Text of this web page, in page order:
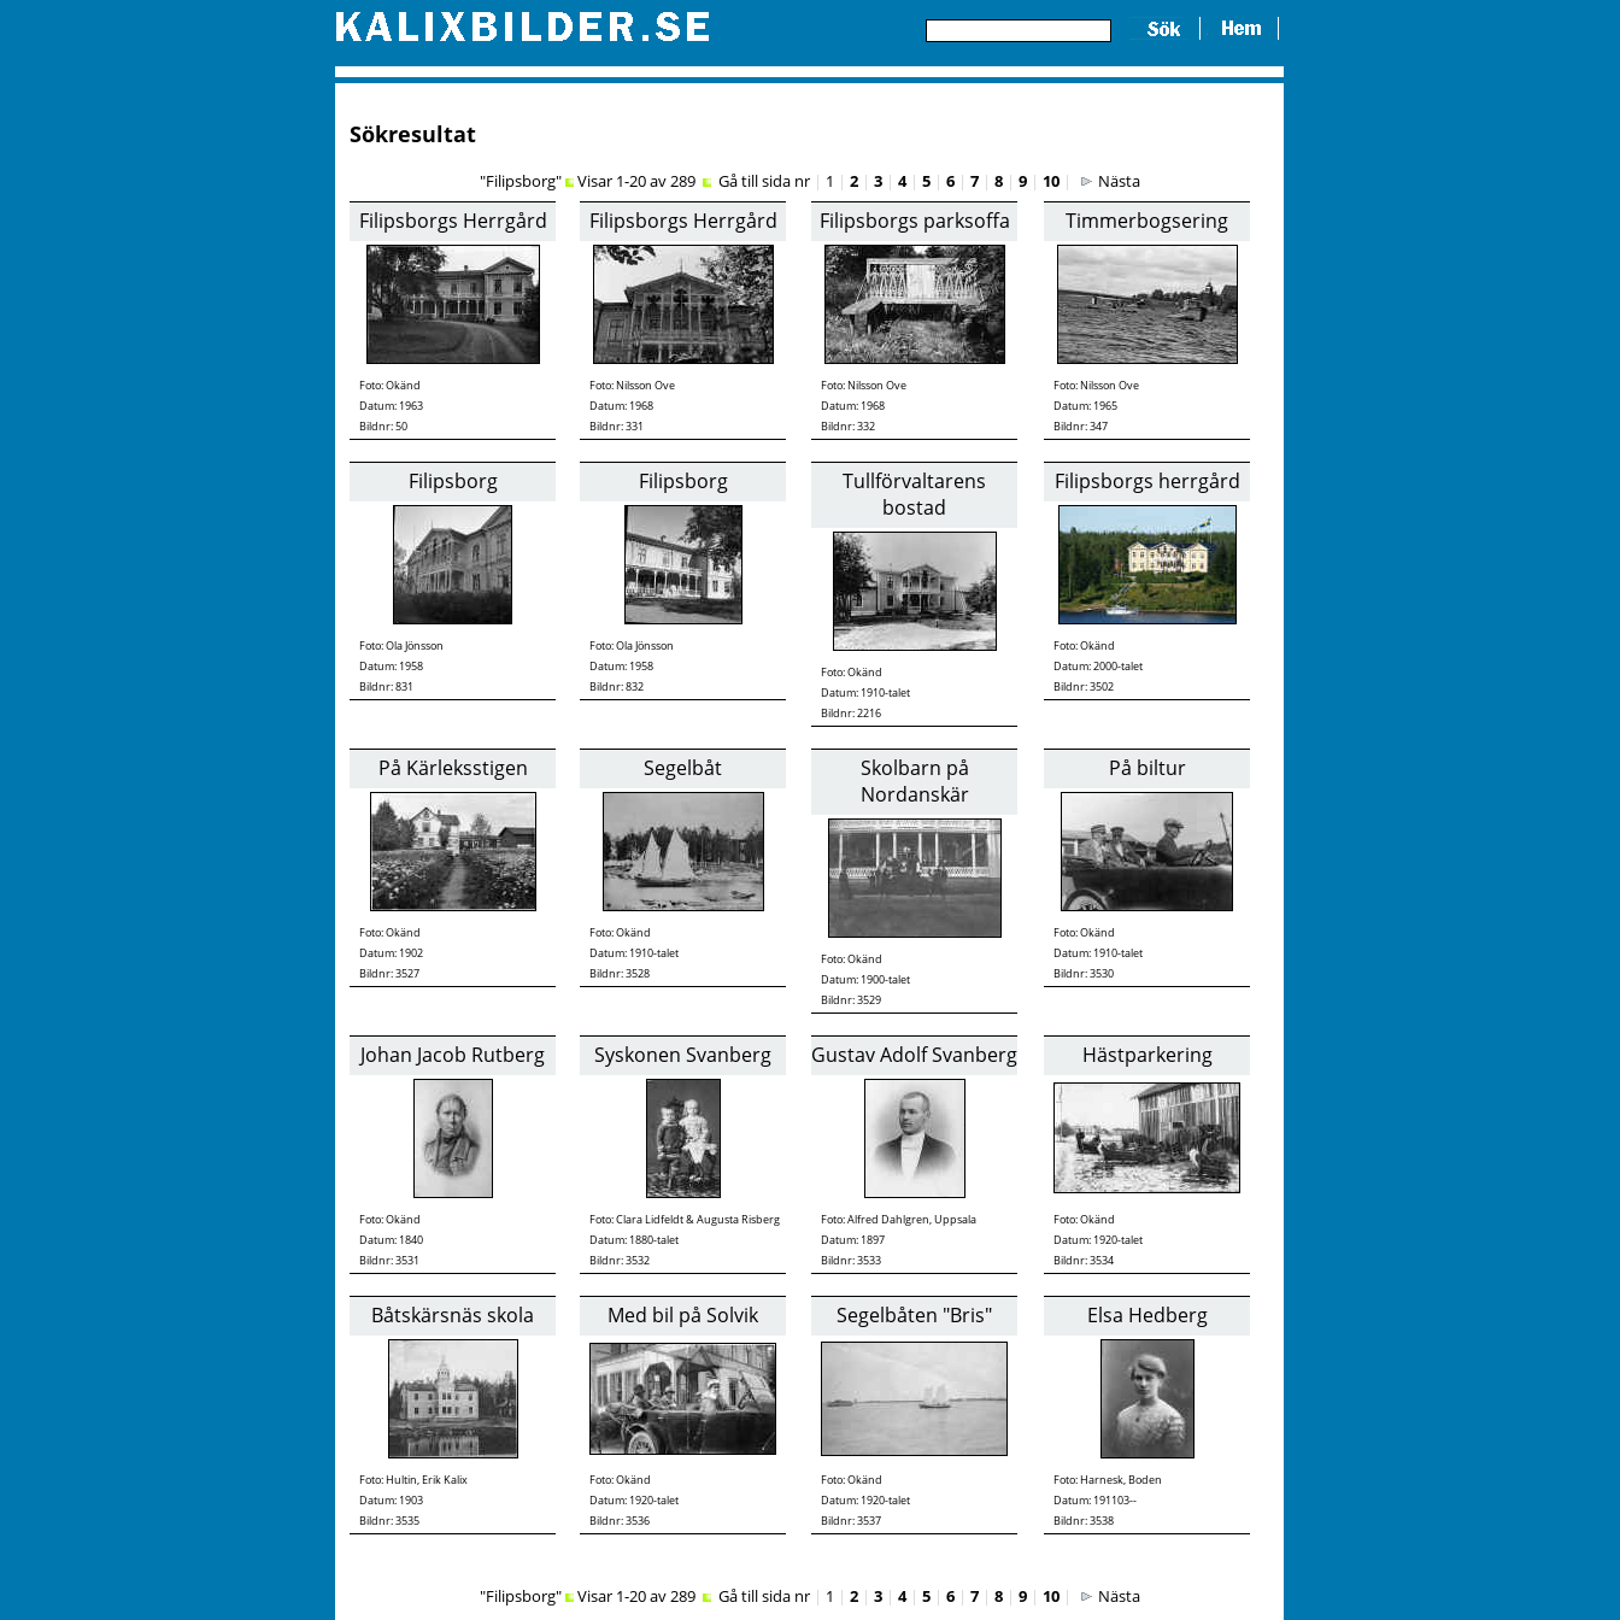
Sökresultat
"Filipsborg" Visar 1-20 av 289 Gå till sida nr | 1 | 2 | 3 | 4 | 5 | 6 | 7 | 8 | 9 | 10 | Nästa
Filipsborgs Herrgård
Foto:Okänd
Datum: 1963
Bildnr: 50
Filipsborgs Herrgård
Foto:Nilsson Ove
Datum: 1968
Bildnr: 331
Filipsborgs parksoffa
Foto:Nilsson Ove
Datum: 1968
Bildnr: 332
Timmerbogsering
Foto:Nilsson Ove
Datum: 1965
Bildnr: 347
Filipsborg
Foto:Ola Jönsson
Datum: 1958
Bildnr: 831
Filipsborg
Foto:Ola Jönsson
Datum: 1958
Bildnr: 832
Tullförvaltarens
bostad
Foto:Okänd
Datum: 1910-talet
Bildnr: 2216
Filipsborgs herrgård
Foto:Okänd
Datum: 2000-talet
Bildnr: 3502
På Kärleksstigen
Foto:Okänd
Datum: 1902
Bildnr: 3527
Segelbåt
Foto:Okänd
Datum: 1910-talet
Bildnr: 3528
Skolbarn på
Nordanskär
Foto:Okänd
Datum: 1900-talet
Bildnr: 3529
På biltur
Foto:Okänd
Datum: 1910-talet
Bildnr: 3530
Johan Jacob Rutberg
Foto:Okänd
Datum: 1840
Bildnr: 3531
Syskonen Svanberg
Foto:Clara Lidfeldt & Augusta Risberg
Datum: 1880-talet
Bildnr: 3532
Gustav Adolf Svanberg
Foto:Alfred Dahlgren, Uppsala
Datum: 1897
Bildnr: 3533
Hästparkering
Foto:Okänd
Datum: 1920-talet
Bildnr: 3534
Båtskärsnäs skola
Foto:Hultin, Erik Kalix
Datum: 1903
Bildnr: 3535
Med bil på Solvik
Foto:Okänd
Datum: 1920-talet
Bildnr: 3536
Segelbåten "Bris"
Foto:Okänd
Datum: 1920-talet
Bildnr: 3537
Elsa Hedberg
Foto:Harnesk, Boden
Datum: 191103--
Bildnr: 3538
"Filipsborg" Visar 1-20 av 289 Gå till sida nr | 1 | 2 | 3 | 4 | 5 | 6 | 7 | 8 | 9 | 10 | Nästa